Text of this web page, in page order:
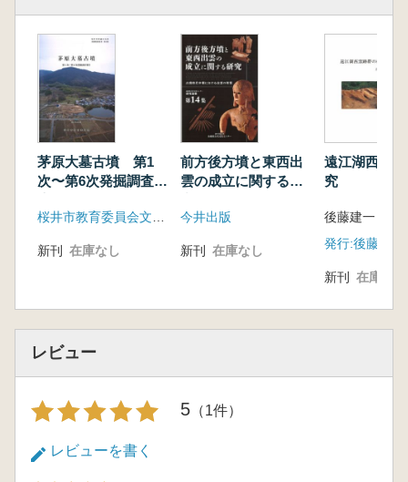
茅原大墓古墳 第1
次〜第6次発掘調査報
桜井市教育委員会文化財課(桜井市文化財協会)
新刊 在庫なし
前方後方墳と東西出
雲の成立に関する研
おける出雲の特質
今井出版
新刊 在庫なし
遠江湖西窯
究
後藤建一 著
新刊 在庫なし
レビュー
5 （1件）
レビューを書く